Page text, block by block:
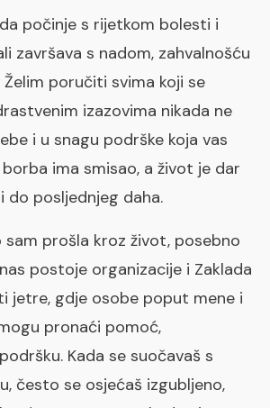
počinje s rijetkom bolesti i
završava s nadom, zahvalnošću
Želim poručiti svima koji se
izazovima nikada ne
i u snagu podrške koja vas
borba ima smisao, a život je dar
do posljednjeg daha.
prošla kroz život, posebno
postoje organizacije i Zaklada
jetre, gdje osobe poput mene i
pronaći pomoć,
Kada se suočavaš s
često se osjećaš izgubljeno,